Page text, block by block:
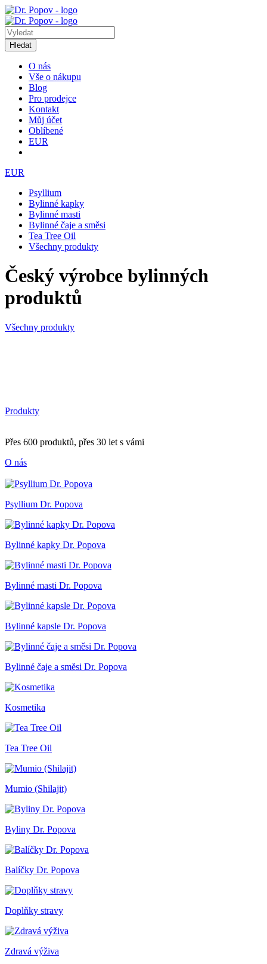
Hledat
O nás
Vše o nákupu
Blog
Pro prodejce
Kontakt
Můj účet
Oblíbené
EUR
EUR
Psyllium
Bylinné kapky
Bylinné masti
Bylinné čaje a směsi
Tea Tree Oil
Všechny produkty
Český výrobce bylinných
produktů
Všechny produkty
Produkty
Přes 600 produktů, přes 30 let s vámi
O nás
Psyllium Dr. Popova
Bylinné kapky Dr. Popova
Bylinné masti Dr. Popova
Bylinné kapsle Dr. Popova
Bylinné čaje a směsi Dr. Popova
Kosmetika
Tea Tree Oil
Mumio (Shilajit)
Byliny Dr. Popova
Balíčky Dr. Popova
Doplňky stravy
Zdravá výživa